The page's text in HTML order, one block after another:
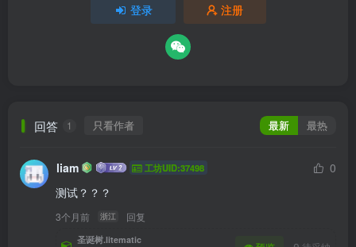
登录 注册
回答 1 只看作者 最新 最热
liam 工坊UID:37498
0
测试？？？
3个月前 浙江 回复
圣诞树.litematic